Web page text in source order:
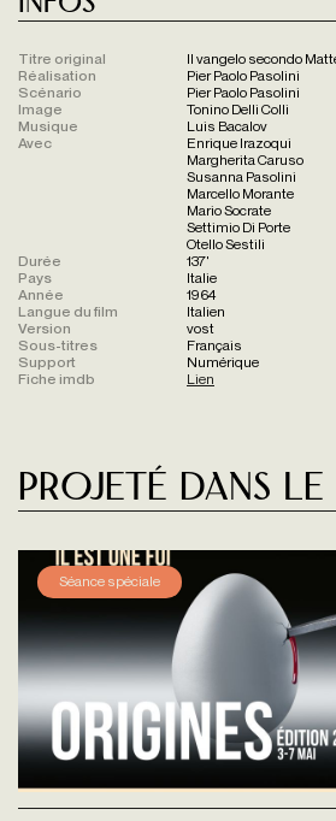
Infos
Titre original
Il vangelo secondo
Réalisation
Pier Paolo Pasolini
Scénario
Pier Paolo Pasolini
Image
Tonino Delli Colli
Musique
Luis Bacalov
Avec
Enrique Irazoqui
Margherita Caruso
Susanna Pasolini
Marcello Morante
Mario Socrate
Settimio Di Porte
Otello Sestili
Durée
137'
Pays
Italie
Année
1964
Langue du film
Italien
Version
vost
Sous-titres
Français
Support
Numérique
Fiche imdb
Lien
Projeté dans le
Séance spéciale